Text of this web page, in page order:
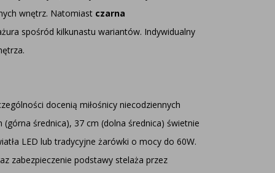
wnętrz. Natomiast czarna
spośród kilkunastu wariantów. Indywidualny
docenią miłośnicy niecodziennych
średnica), 37 cm (dolna średnica) świetnie
LED lub tradycyjne żarówki o mocy do 60W.
zabezpieczenie podstawy stelaża przez